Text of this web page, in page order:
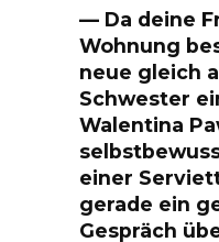
— Da deine
Wohnung
neue gleich
Schwester
Walentina
einer
gerade ein
Gespräch